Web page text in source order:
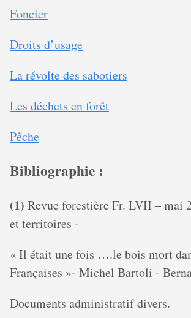
Foncier
Droits d’usage
La révolte des sabotiers
Les déchets en forêt
Pêche
Bibliographie :
(1) Revue forestière Fr. LVII – mai
et territoires -
« Il était une fois ….le bois mort
Françaises »- Michel Bartoli -
Documents administratif divers.